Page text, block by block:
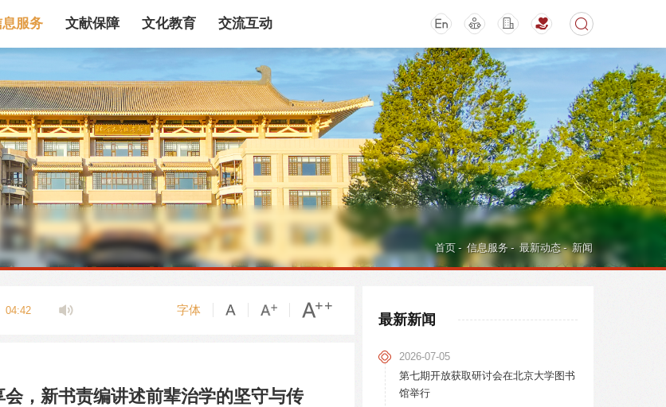
论文、书、报告 数据库 电子图书和电子期刊
馆际互借 新书通报 专利数据 活动讲座
服务 文献保障 文化教育 交流互动
首页 - 信息服务 - 最新动态 - 新闻
最新新闻
2026-07-05
第七期开放获取研讨会在北京大学图书
馆举行
04:42 字体
，新书责编讲述前辈治学的坚守与传